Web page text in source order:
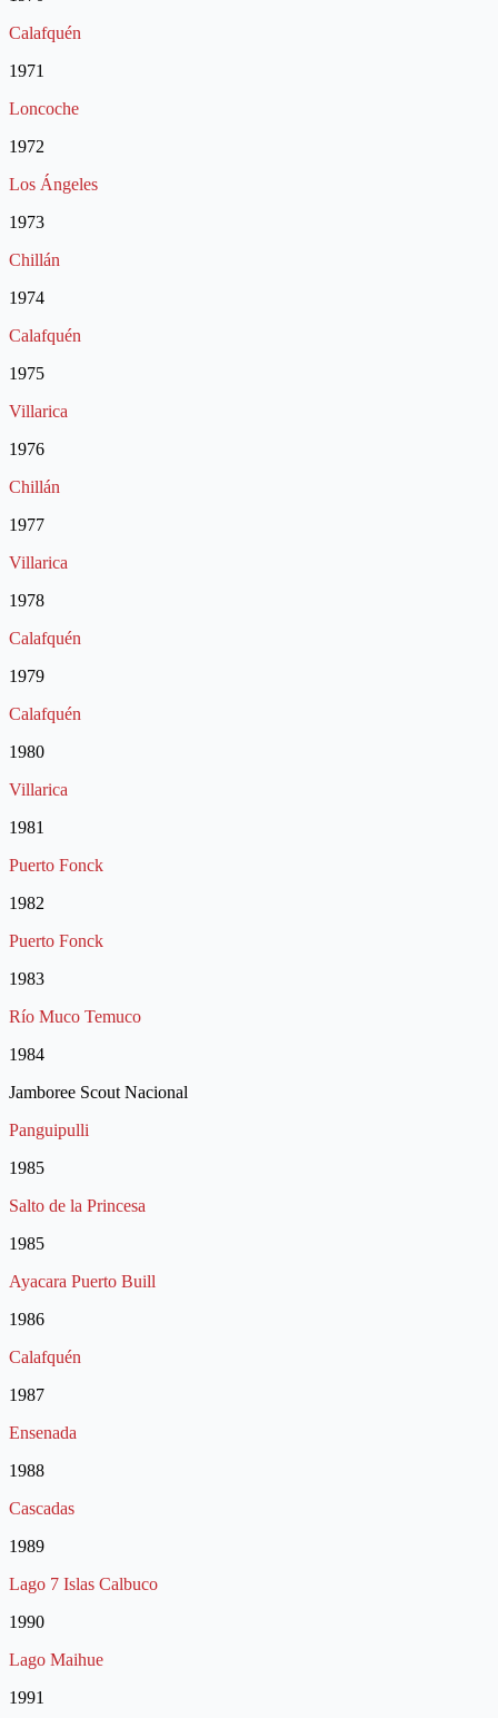
Calafquén
1971
Loncoche
1972
Los Ángeles
1973
Chillán
1974
Calafquén
1975
Villarica
1976
Chillán
1977
Villarica
1978
Calafquén
1979
Calafquén
1980
Villarica
1981
Puerto Fonck
1982
Puerto Fonck
1983
Río Muco Temuco
1984
Jamboree Scout Nacional
Panguipulli
1985
Salto de la Princesa
1985
Ayacara Puerto Buill
1986
Calafquén
1987
Ensenada
1988
Cascadas
1989
Lago 7 Islas Calbuco
1990
Lago Maihue
1991